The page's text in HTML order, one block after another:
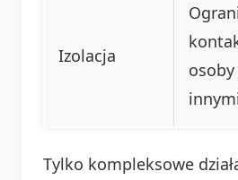
Izolacja
Tylko kompleksowe